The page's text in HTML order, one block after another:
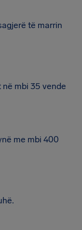
të marrin
mbi 35 vende
me mbi 400